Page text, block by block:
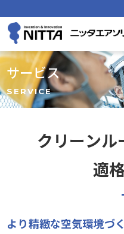
サービス
SERVICE
クリーンル
適
より精緻な空気環境づ